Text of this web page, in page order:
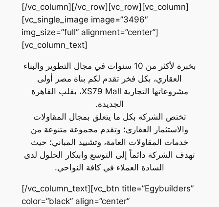
[/vc_column][/vc_row][vc_row][vc_column]
[vc_single_image image=”3496″
img_size=”full” alignment=”center”]
[vc_column_text]
بخبرة لأكثر من 10 سنوات في مجال التطوير والبناء
العقاري، بكل فخر تقدم لكم بناة مصر أولى
مشروعاتها التجارية XS79 Mall، بقلب القاهرة
الجديدة.
تختص الشركة بكل ما يتعلق بمجال المقاولات
والاستثمار العقاري؛ وتقدم مجموعة متنوعة من
خدمات المقاولات العامة، وتشييد المباني؛ حيث
تهدف الشركة دائماً إلى التوسع وابتكار الحلول لدى
السادة العملاء في كافة النواحي.
[/vc_column_text][vc_btn title=”Egybuilders”
color=”black” align=”center”